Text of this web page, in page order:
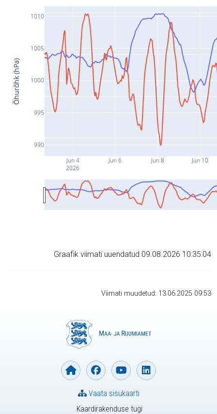
Jun 4
2026
Jun 6 Jun 8 Jun 10
990
995
1000
1005
1010
Õhurõhk (hPa)
Graafik viimati uuendatud 09.08.2026 10:35:04
Viimati muudetud: 13.06.2025 09:53
Kaardirakenduse tugi
Vaata sisukaarti